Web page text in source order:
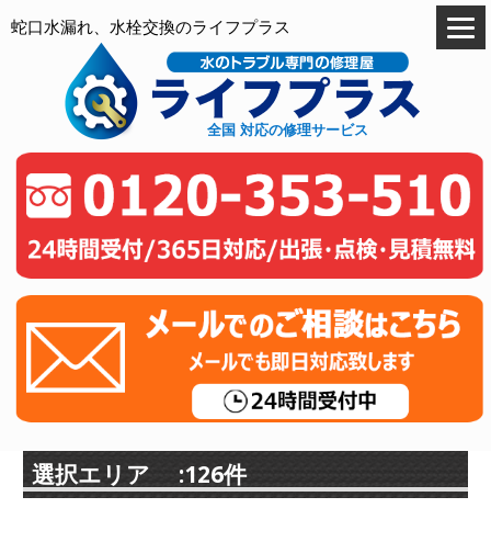
蛇口水漏れ、水栓交換のライフプラス
全国 対応の修理サービス
選択エリア :126件